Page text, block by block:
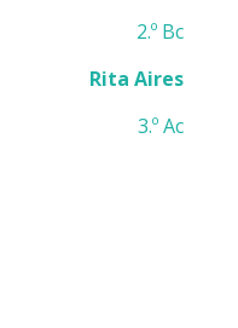
2.º Bc
Rita Aires
3.º Ac